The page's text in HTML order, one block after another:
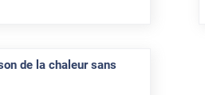
de la chaleur sans